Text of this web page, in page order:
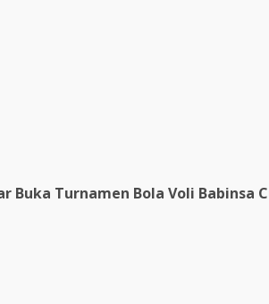
Buka Turnamen Bola Voli Babinsa